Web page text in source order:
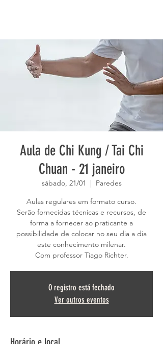
Aula de Chi Kung / Tai Chi
Chuan - 21 janeiro
sábado, 21/01
  |
Paredes
Aulas regulares em formato curso.
Serão fornecidas técnicas e recursos, de
forma a fornecer ao praticante a
possibilidade de colocar no seu dia a dia
este conhecimento milenar.
Com professor Tiago Richter.
O registro está fechado
Ver outros eventos